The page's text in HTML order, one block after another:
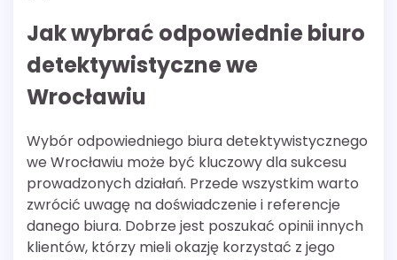
Jak wybrać odpowiednie biuro
detektywistyczne we
Wrocławiu
Wybór odpowiedniego biura detektywistycznego
we Wrocławiu może być kluczowy dla sukcesu
prowadzonych działań. Przede wszystkim warto
zwrócić uwagę na doświadczenie i referencje
danego biura. Dobrze jest poszukać opinii innych
klientów, którzy mieli okazję korzystać z jego